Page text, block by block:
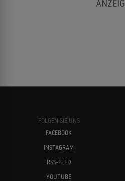
FOLGEN SIE UNS
FACEBOOK
INSTAGRAM
RSS-FEED
YOUTUBE